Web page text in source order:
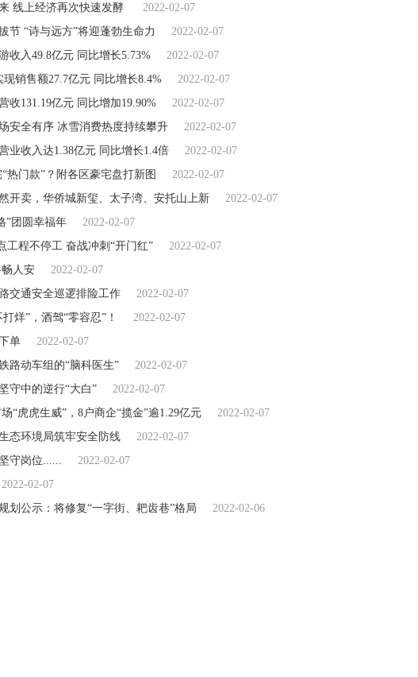
线上经济再次快速发酵
2022-02-07
节 “诗与远方”将迎蓬勃生命力
2022-02-07
收入49.8亿元 同比增长5.73%
2022-02-07
销售额27.7亿元 同比增长8.4%
2022-02-07
收131.19亿元 同比增加19.90%
2022-02-07
安全有序 冰雪消费热度持续攀升
2022-02-07
业收入达1.38亿元 同比增长1.4倍
2022-02-07
热门款”？附各区豪宅盘打新图
2022-02-07
开卖，华侨城新玺、太子湾、安托山上新
2022-02-07
”团圆幸福年
2022-02-07
工程不停工 奋战冲刺“开门红”
2022-02-07
人安
2022-02-07
交通安全巡逻排险工作
2022-02-07
烊”，酒驾“零容忍”！
2022-02-07
单
2022-02-07
路动车组的“脑科医生”
2022-02-07
守中的逆行“大白”
2022-02-07
“虎虎生威”，8户商企“揽金”逾1.29亿元
2022-02-07
态环境局筑牢安全防线
2022-02-07
守岗位......
2022-02-07
2022-02-07
划公示：将修复“一字街、耙齿巷”格局
2022-02-06